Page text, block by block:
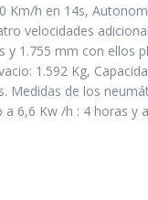
Km/h en 14s,
velocidades
1.755 mm con ellos
1.592 Kg,
de los
6,6 Kw /h : 4 horas y